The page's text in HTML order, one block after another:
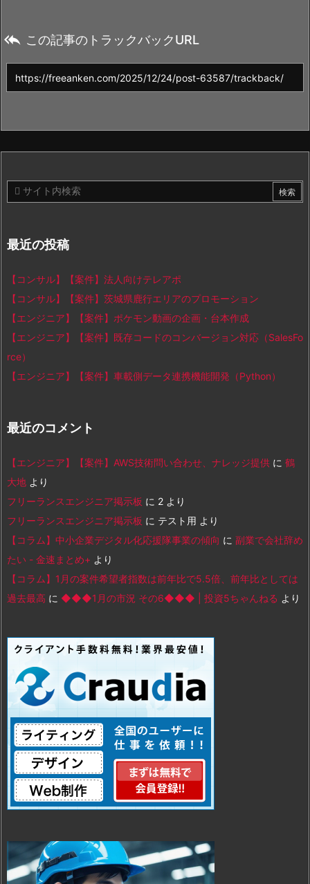
 この記事のトラックバックURL
最近の投稿
【コンサル】【案件】法人向けテレアポ
【コンサル】【案件】茨城県鹿行エリアのプロモーション
【エンジニア】【案件】ポケモン動画の企画・台本作成
【エンジニア】【案件】既存コードのコンバージョン対応（SalesFo
rce）
【エンジニア】【案件】車載側データ連携機能開発（Python）
最近のコメント
【エンジニア】【案件】AWS技術問い合わせ、ナレッジ提供 に 鶴
大地 より
フリーランスエンジニア掲示板 に 2 より
フリーランスエンジニア掲示板 に テスト用 より
【コラム】中小企業デジタル化応援隊事業の傾向 に 副業で会社辞め
たい - 金速まとめ+ より
【コラム】1月の案件希望者指数は前年比で5.5倍、前年比としては
過去最高 に ◆◆◆1月の市況 その6◆◆◆ | 投資5ちゃんねる より